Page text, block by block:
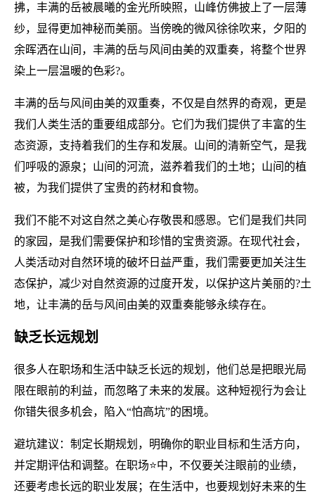
拂，丰满的岳被晨曦的金光所映照，山峰仿佛披上了一层薄
纱，显得更加神秘而美丽。当傍晚的微风徐徐吹来，夕阳的
余晖洒在山间，丰满的岳与风间由美的双重奏，将整个世界
染上一层温暖的色彩?。
丰满的岳与风间由美的双重奏，不仅是自然界的奇观，更是
我们人类生活的重要组成部分。它们为我们提供了丰富的生
态资源，支持着我们的生存和发展。山间的清新空气，是我
们呼吸的源泉；山间的河流，滋养着我们的土地；山间的植
被，为我们提供了宝贵的药材和食物。
我们不能不对这自然之美心存敬畏和感恩。它们是我们共同
的家园，是我们需要保护和珍惜的宝贵资源。在现代社会，
人类活动对自然环境的破坏日益严重，我们需要更加关注生
态保护，减少对自然资源的过度开发，以保护这片美丽的?土
地，让丰满的岳与风间由美的双重奏能够永续存在。
缺乏长远规划
很多人在职场和生活中缺乏长远的规划，他们总是把眼光局
限在眼前的利益，而忽略了未来的发展。这种短视行为会让
你错失很多机会，陷入“怕高坑”的困境。
避坑建议：制定长期规划，明确你的职业目标和生活方向，
并定期评估和调整。在职场⭐中，不仅要关注眼前的业绩，
还要考虑长远的职业发展；在生活中，也要规划好未来的生